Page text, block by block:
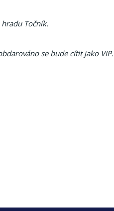
Točník.
se bude cítit jako VIP.